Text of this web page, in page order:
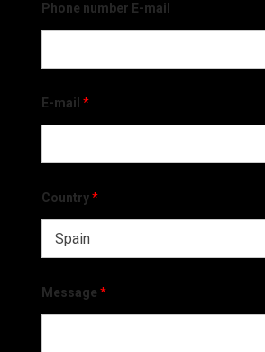
Phone number E-mail
E-mail *
Country*
Message *